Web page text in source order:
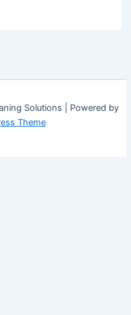
Solutions | Powered by
Theme